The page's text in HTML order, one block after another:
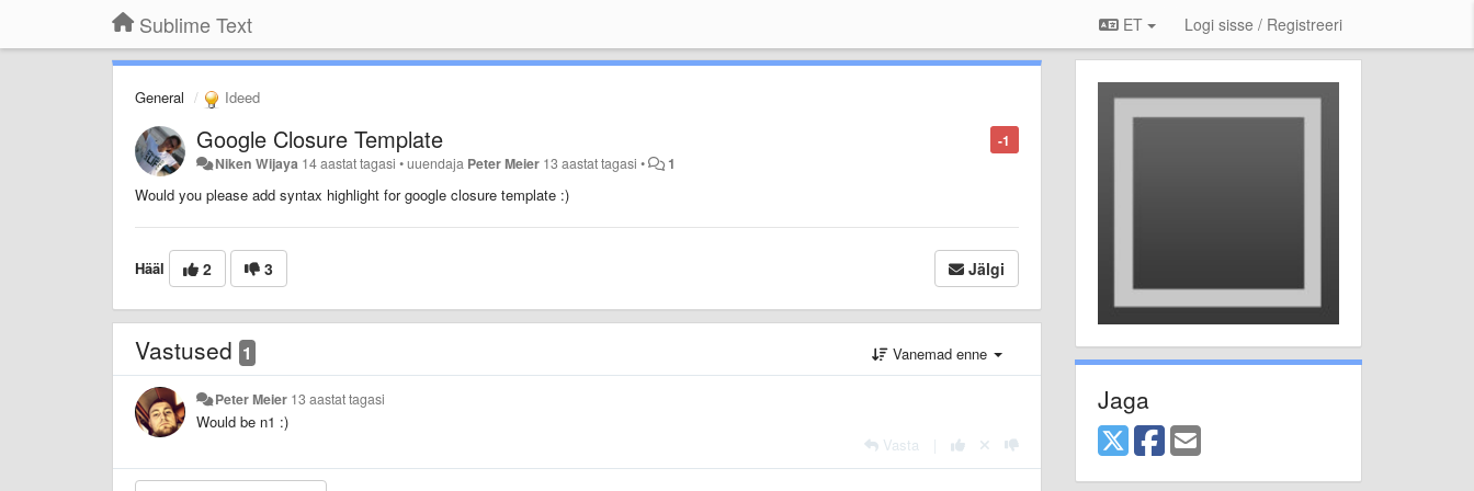
Sublime Text ET Logi sisse / Registreeri
General Ideed
-1
Google Closure Template
Niken Wijaya 14 aastat tagasi •uuendaja Peter Meier 13 aastat tagasi • 1
Would you please add syntax highlight for google closure template :)
Hääl 2 3 Jälgi
Vastused 1 Vanemad enne
Peter Meier 13 aastat tagasi
Would be n1 :)
Vasta
Jaga